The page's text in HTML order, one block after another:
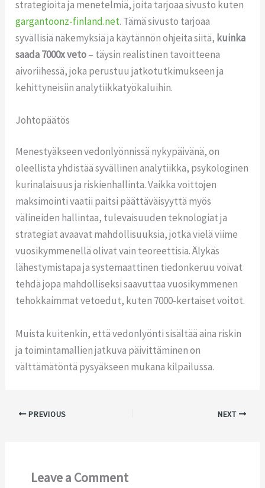
strategioita ja menetelmiä, joita tarjoaa sivusto kuten
gargantoonz-finland.net. Tämä sivusto tarjoaa
syvällisiä näkemyksiä ja käytännön ohjeita siitä, kuinka
saada 7000x veto– täysin realistinen tavoitteena
aivoriihessä, joka perustuu jatkotutkimukseen ja
kehittyneisiin analytiikkatyökaluihin.
Johtopäätös
Menestyäkseen vedonlyönnissä nykypäivänä, on
oleellista yhdistää syvällinen analytiikka, psykologinen
kurinalaisuus ja riskienhallinta. Vaikka voittojen
maksimointi vaatii paitsi päättäväisyyttä myös
välineiden hallintaa, tulevaisuuden teknologiat ja
strategiat avaavat mahdollisuuksia, jotka vielä viime
vuosikymmenellä olivat vain teoreettisia. Älykäs
lähestymistapa ja systemaattinen tiedonkeruu voivat
tehdä jopa mahdolliseksi saavuttaa vuosikymmenen
tehokkaimmat vetoedut, kuten 7000-kertaiset voitot.
Muista kuitenkin, että vedonlyönti sisältää aina riskin
ja toimintamallien jatkuva päivittäminen on
välttämätöntä pysyäkseen mukana kilpailussa.
PREVIOUS NEXT
Leave a Comment